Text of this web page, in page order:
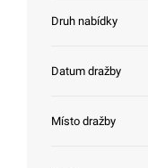
Druh nabídky
Datum dražby
Místo dražby